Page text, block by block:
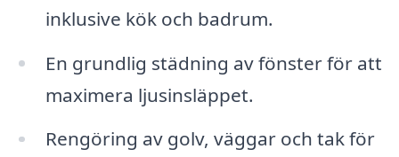
inklusive kök och badrum.
En grundlig städning av fönster för att
maximera ljusinsläppet.
Rengöring av golv, väggar och tak för